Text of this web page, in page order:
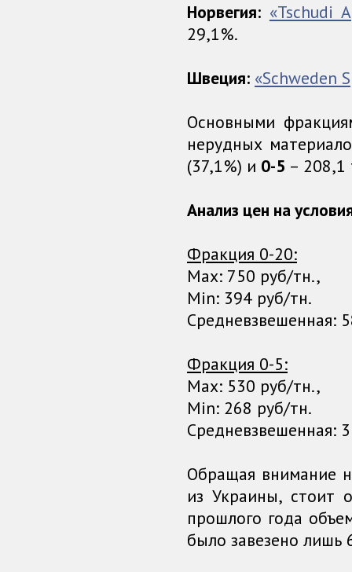
Норвегия: «Tschudi
29,1%.
Швеция: «Schweden
Основными
нерудных
(37,1%) и 0-5 – 208,1
Анализ цен на
Фракция 0-20:
Max: 750 руб/тн.,
Min: 394 руб/тн.
Средневзвешенная:
Фракция 0-5:
Max: 530 руб/тн.,
Min: 268 руб/тн.
Средневзвешенная:
Обращая внимание
из Украины, стоит
прошлого года
было завезено